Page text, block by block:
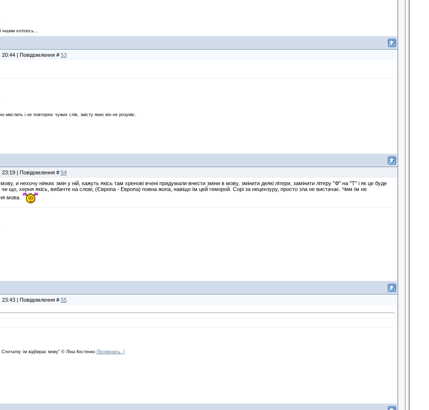
хотілось...
20:44 | Повідомлення # 53
мислить і не повторює чужих слів, змісту яких він не розуміє.
23:19 | Повідомлення # 54
и нехочу ніяких змін у ній, кажуть якісь там хренові вчені придумали внести зміни в мову, змінити деякі літери, замінити літеру "Ф" на "Т" і як це буде
чи що, херня якісь, вибачте на слові, (Європа - Европа) повна жопа, навіщо їм цей геморой. Сорі за нецензуру, просто зла не вистачає. Чим їм не
мова.
23:43 | Повідомлення # 55
Спочатку їм відбирає мову" © Ліна Костенко Посміхнись :)